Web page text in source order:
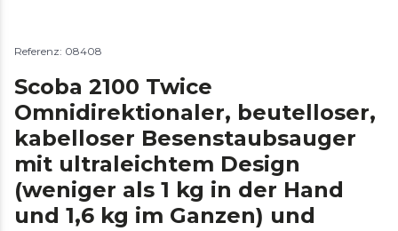
Referenz: 08408
Scoba 2100 Twice
Omnidirektionaler, beutelloser,
kabelloser Besenstaubsauger
mit ultraleichtem Design
(weniger als 1 kg in der Hand
und 1,6 kg im Ganzen) und